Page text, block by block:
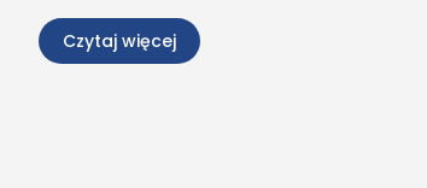
Czytaj więcej